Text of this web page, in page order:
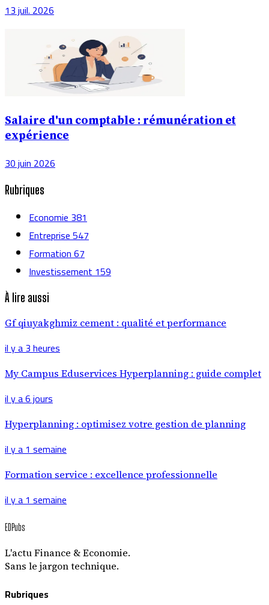
13 juil. 2026
Salaire d'un comptable : rémunération et
expérience
30 juin 2026
Rubriques
Economie381
Entreprise547
Formation67
Investissement159
À lire aussi
Gf qiuyakghmiz cement : qualité et performance
il y a 3 heures
My Campus Eduservices Hyperplanning : guide complet
il y a 6 jours
Hyperplanning : optimisez votre gestion de planning
il y a 1 semaine
Formation service : excellence professionnelle
il y a 1 semaine
EDPubs
L'actu Finance & Economie.
Sans le jargon technique.
Rubriques